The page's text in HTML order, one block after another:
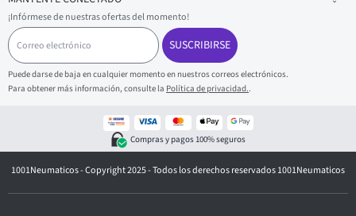
¡Infórmese de nuestras ofertas del momento!
C
o
r
r
e
o
n
SUSCRIBIRSE
Puede darse de baja en cualquier momento en nuestros correos electrónicos.
Para obtener más información, consulte la Política de privacidad..
Compras y pagos 100% seguros
1001Neumaticos - Copyright 2025 - Todos los derechos reservados 1001Neumaticos